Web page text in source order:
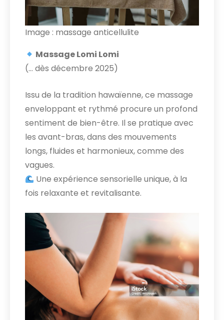
Image : massage anticellulite
Massage Lomi Lomi
(… dès décembre 2025)
Issu de la tradition hawaïenne, ce massage
enveloppant et rythmé procure un profond
sentiment de bien-être. Il se pratique avec
les avant-bras, dans des mouvements
longs, fluides et harmonieux, comme des
vagues.
Une expérience sensorielle unique, à la
fois relaxante et revitalisante.